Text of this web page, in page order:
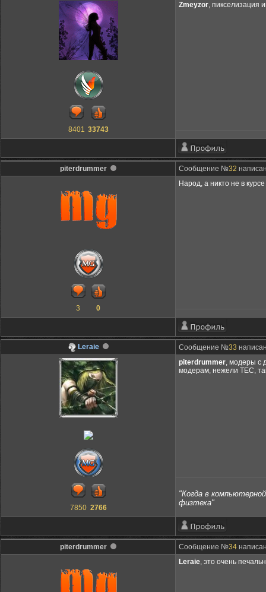
8401 33743
Zmeyzor, пикселизация
piterdrummer Сообщение №32
3 0
Народ, а никто не в
Leraie Сообщение №33
7850 2766
piterdrummer, модеры с
модерам, нежели ТЕС,
"Когда в
физтеха"
piterdrummer Сообщение №34
Leraie, это очень